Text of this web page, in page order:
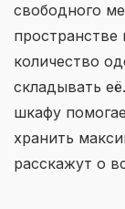
свободного
количество
складывать
шкафу
хранить
расскажут о